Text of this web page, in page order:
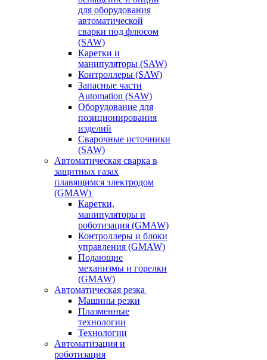
для оборудования
автоматической
сварки под флюсом
(SAW)
Каретки и
манипуляторы (SAW)
Контроллеры (SAW)
Запасные части
Automation (SAW)
Оборудование для
позиционирования
изделий
Сварочные источники
(SAW)
Автоматическая сварка в
защитных газах
плавящимся электродом
(GMAW)
Каретки,
манипуляторы и
роботизация (GMAW)
Контроллеры и блоки
управления (GMAW)
Подающие
механизмы и горелки
(GMAW)
Автоматическая резка
Машины резки
Плазменные
технологии
Технологии
Автоматизация и
роботизация